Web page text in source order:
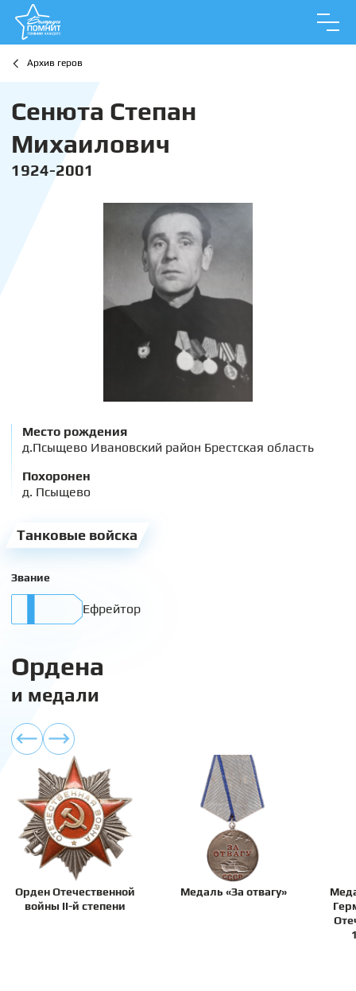
Архив геров
Сенюта Степан
Михаилович
1924-2001
Место рождения
д.Псыщево Ивановский район Брестская область
Похоронен
д. Псыщево
Танковые войска
Звание
Ефрейтор
Ордена
и медали
Орден Отечественной
войны II-й степени
Медаль «За отвагу»